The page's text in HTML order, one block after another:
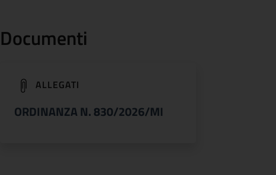
Documenti
ALLEGATI
ORDINANZA N. 830/2026/MI
(apre in un'altra scheda).